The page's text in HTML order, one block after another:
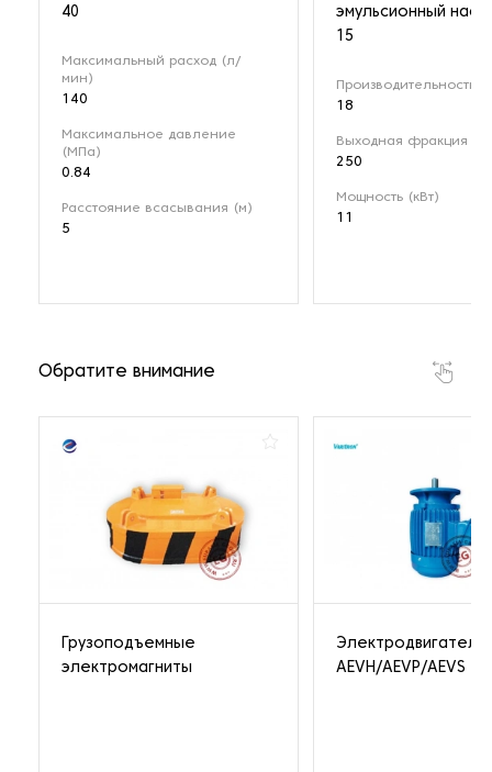
40
Максимальный расход (л/
мин)
140
Максимальное давление
(МПа)
0.84
Расстояние всасывания (м)
5
эмульсионный
15
Производительность
18
Выходная фракция
250
Мощность (кВт)
11
Обратите внимание
Грузоподъемные
электромагниты
Электродвигатель
AEVH/AEVP/AEVS